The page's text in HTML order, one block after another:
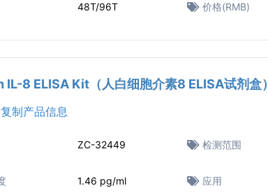
48T/96T 价格(RMB)
IL-8 ELISA Kit（人白细胞介素8 ELISA试剂盒）
制产品信息
ZC-32449 检测范围
1.46 pg/ml 应用